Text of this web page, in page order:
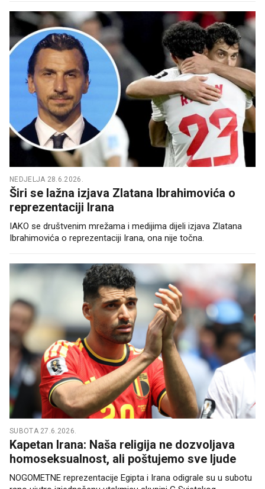
NEDJELJA 28.6.2026.
Širi se lažna izjava Zlatana Ibrahimovića o
reprezentaciji Irana
IAKO se društvenim mrežama i medijima dijeli izjava Zlatana
Ibrahimovića o reprezentaciji Irana, ona nije točna.
SUBOTA 27.6.2026.
Kapetan Irana: Naša religija ne dozvoljava
homoseksualnost, ali poštujemo sve ljude
NOGOMETNE reprezentacije Egipta i Irana odigrale su u subotu